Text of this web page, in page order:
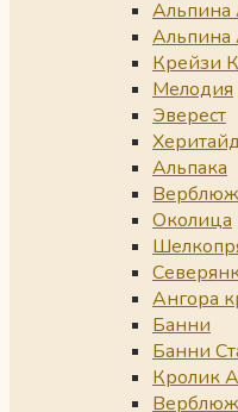
Альпина
Крейзи
Мелодия
Эверест
Альпака
Околица
Ангора
Банни
Банни
Кролик